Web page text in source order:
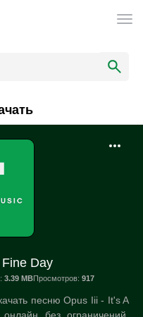
Day
3.39 MBПросмотров: 917
песню Opus Iii - It's A